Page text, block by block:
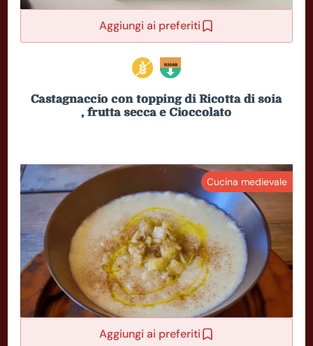
Aggiungi ai preferiti
Castagnaccio con topping di Ricotta di soia
, frutta secca e Cioccolato
Aggiungi ai preferiti
Cucina medievale